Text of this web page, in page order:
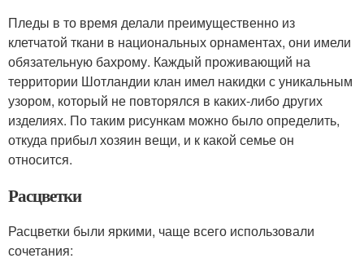
Пледы в то время делали преимущественно из
клетчатой ткани в национальных орнаментах, они имели
обязательную бахрому. Каждый проживающий на
территории Шотландии клан имел накидки с уникальным
узором, который не повторялся в каких-либо других
изделиях. По таким рисункам можно было определить,
откуда прибыл хозяин вещи, и к какой семье он
относится.
Расцветки
Расцветки были яркими, чаще всего использовали
сочетания: